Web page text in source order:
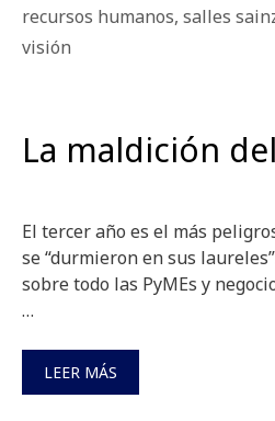
recursos humanos, salles
visión
La maldición
El tercer año es el más
se “durmieron en sus
sobre todo las PyMEs y
…
LEER MÁS